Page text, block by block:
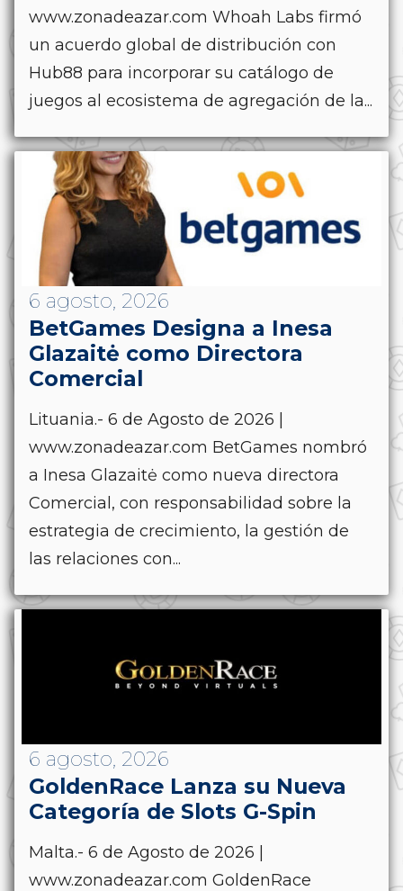
www.zonadeazar.com Whoah Labs firmó
un acuerdo global de distribución con
Hub88 para incorporar su catálogo de
juegos al ecosistema de agregación de la...
6 agosto, 2026
BetGames Designa a Inesa
Glazaitė como Directora
Comercial
Lituania.- 6 de Agosto de 2026 |
www.zonadeazar.com BetGames nombró
a Inesa Glazaitė como nueva directora
Comercial, con responsabilidad sobre la
estrategia de crecimiento, la gestión de
las relaciones con...
6 agosto, 2026
GoldenRace Lanza su Nueva
Categoría de Slots G-Spin
Malta.- 6 de Agosto de 2026 |
www.zonadeazar.com GoldenRace